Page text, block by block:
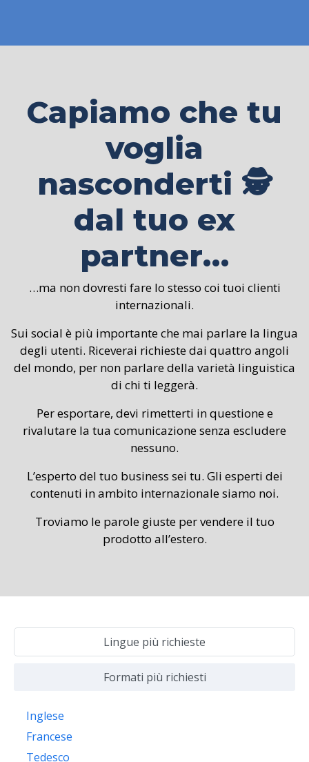
Capiamo che tu
voglia
nasconderti 🕵
dal tuo ex
partner…
…ma non dovresti fare lo stesso coi tuoi clienti
internazionali.
Sui social è più importante che mai parlare la lingua
degli utenti. Riceverai richieste dai quattro angoli
del mondo, per non parlare della varietà linguistica
di chi ti leggerà.
Per esportare, devi rimetterti in questione e
rivalutare la tua comunicazione senza escludere
nessuno.
L’esperto del tuo business sei tu. Gli esperti dei
contenuti in ambito internazionale siamo noi.
Troviamo le parole giuste per vendere il tuo
prodotto all’estero.
Lingue più richieste
Formati più richiesti
Inglese
Francese
Tedesco